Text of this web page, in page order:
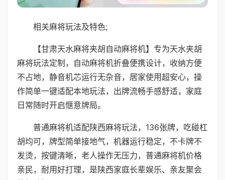
相关麻将玩法及特色;
【甘肃天水麻将夹胡自动麻将机】专为天水夹胡
麻将玩法定制，自动麻将机折叠便携设计，收纳方便
不占地，静音机芯运行无杂音，居家使用超安心，操
作简单一键适配本地玩法，出牌流畅手感舒适，家庭
日常随时开启惬意牌局。
普通麻将机适配陕西麻将玩法，136张牌，吃碰杠
胡均可，牌型简单接地气，机器运行稳定，不卡牌不
发烫，按键清晰，老人操作无压力，普通麻将机价格
亲民，耐用好打理，是陕西家庭长辈娱乐、亲友聚会